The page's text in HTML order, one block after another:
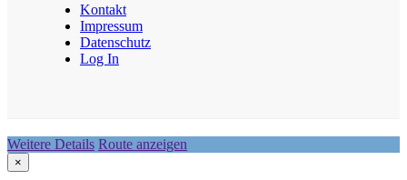
Kontakt
Impressum
Datenschutz
Log In
Weitere Details Route anzeigen
×